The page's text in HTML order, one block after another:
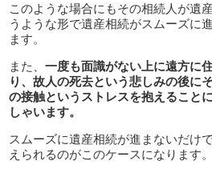
このような場合にもその相続人が遺
うような形で遺産相続がスムーズに
ます。
また、一度も面識がない上に遠方に
り、故人の死去という悲しみの後に
の接触というストレスを抱えること
しゃいます。
スムーズに遺産相続が進まないだけ
えられるのがこのケースになります。